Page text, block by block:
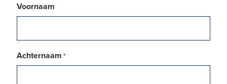
Voornaam
Achternaam *